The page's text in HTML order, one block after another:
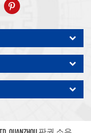
공기 압축기 산업 전문가
전기 모터, 정밀 부품 가공
리 회사는 영구 자석 서보
기술 특허를 획득하여 국가
습니다. 우리 자신의 브랜
/ OEM 수락입니다.